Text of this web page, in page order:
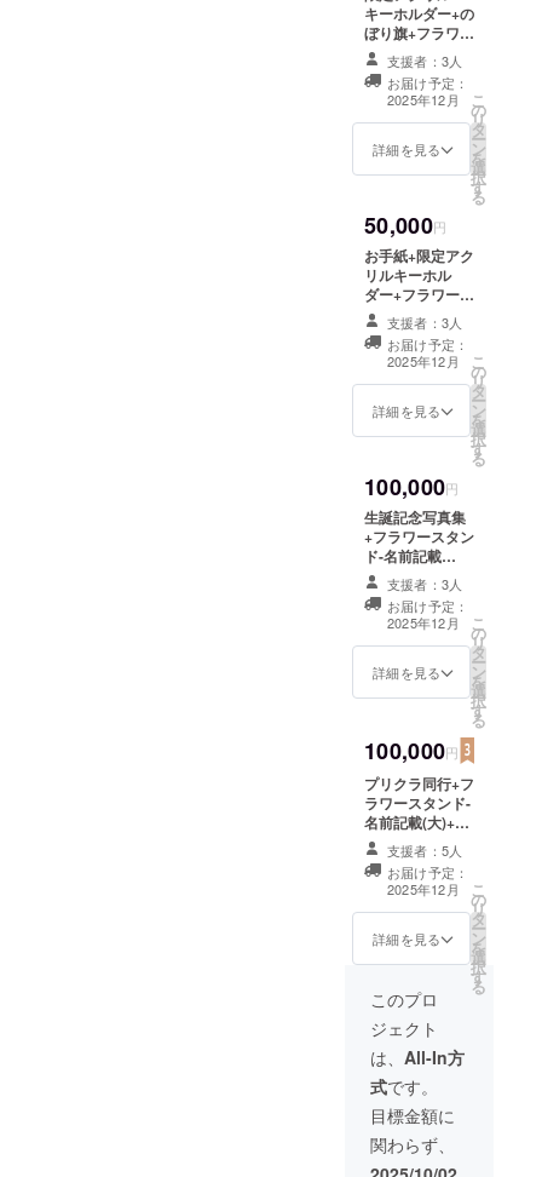
可 ※お名前
（ニックネーム
可）は、6文字ま
ででお願いいた
します。 ※特殊
文字・記号は使
用できません
す。 お名前は
データで印字い
たします。 ②フ
ラスタ名前記載
(大) 当日会場に
設置されるフラ
ワースタンド横
のボードへ生誕
祭ご支援者様と
載させていただ
きます。 ③ラン
ダムブロマイド
全3種類で、デザ
インのご指定は
できません。 ※
備考欄にフラス
タ・ミニのぼり
に掲載希望のお
名前（ニック
ネーム可）をご
※複数ご支援頂い
前の記載は1つと
なります。 ※
ボードのお持ち
帰りは不可 ※お
名前（ニック
ネーム可）は、6
文字まででお願
いいたします。
※特殊文字・記号
は使用できませ
ん
キーホルダー+の
ぼり旗+フラワー
スタンド-名前記
載(大)+ランダム
ブロマイド1枚
(全3種) ①限定ア
クリルキーホル
ダー 生誕クラ
リルキーホル
ダーとなりま
す。 サイズ約
70mm×60mm前
後(実写デザイ
ン) ②のぼり旗
当日の装飾に使
用する、のぼり
旗を作成致しま
す。 のぼり旗に
は、生誕祭ご支
援者様のお名前
可）を記載させ
ていただきま
す。 お名前は
データで印字い
たします。 ③フ
ラスタ名前記載
(大) 当日会場に
設置されるフラ
ワースタンド横
のボードへ生誕
祭ご支援者様と
ダムブロマイド
全3種類で、デザ
インのご指定は
できません。 ※
備考欄にフラス
タ・ミニのぼり
に掲載希望のお
名前（ニック
ネーム可）をご
※複数ご支援頂い
た場合でもお名
前の記載は1つと
なります。 ※
ボードのお持ち
帰りは不可 ※お
名前（ニック
ネーム可）は、6
文字まででお願
いいたします。
※特殊文字・記号
は使用できませ
支援者：3人
お届け予定：
2025年12月
詳細を見る
こ
の
リ
タ
ー
ン
を
選
択
す
る
50,000円
お手紙+限定アク
リルキーホル
ダー+フラワース
タンド-名前記載
(大)+ブロマイド
セット ①お手紙
メンバーがご支
援者様に向けて
書くお手紙とな
ファンでしか手
に入らない限定
デザインのアク
リルキーホル
ダーとなりま
す。 サイズ約
70mm×60mm前
後(実写デザイ
ン) ③フラスタ名
前記載(大) 当日
会場に設置され
るフラワースタ
へ生誕祭ご支援
者様としてお名
前を掲載させて
いただきます。
備考欄に掲載希
望のお名前
（ニックネーム
可）をご記入く
ださい。 ④ブロ
マイドセット ラ
ンダムブロマイ
ド全3種が揃う
セットになりま
す。 ※複数ご支
援頂いた場合で
もお名前の記載
は1つとなりま
す。 ※ボードの
お持ち帰りは不
可 ※お名前
（ニックネーム
可）は、6文字ま
ででお願いいた
支援者：3人
お届け予定：
2025年12月
詳細を見る
こ
の
リ
タ
ー
ン
を
選
択
す
る
100,000円
生誕記念写真集
+フラワースタン
ド-名前記載
(大)+ブロマイド
セット+限定アク
リルキーホル
ダー ①生誕記念
写真集 生誕クラ
ファンでしか手
ズA4予定(生誕
衣装等) ②フラス
タ名前記載(大)
当日会場に設置
されるフラワー
スタンド横の
ボードへ生誕祭
ご支援者様とし
てお名前を掲載
ます。 備考欄に
掲載希望のお名
ム可）をご記入
ください。 ③ブ
ロマイドセット
ランダムブロマ
イド全3種が揃う
セットになりま
す。 ④限定アク
リルキーホル
ダー 生誕クラ
支援者：3人
お届け予定：
2025年12月
詳細を見る
こ
の
リ
タ
ー
ン
を
選
択
す
る
100,000円
プリクラ同行+フ
ラワースタンド-
名前記載(大)+ブ
ロマイドセット
+限定アクリル
キーホルダー ①
プリクラ同行 メ
ンバーとお二人
でプリクラの撮
※ス撮影場所へは
タッフも同行い
たします。 ※実
施は生誕以降の
都内近郊となり
ます。 ※実施日
に関しまして
は、公式XのDM
までお問い合わ
せください。 ②
フラスタ名前記
支援者：5人
お届け予定：
2025年12月
詳細を見る
こ
の
リ
タ
ー
ン
を
選
択
す
る
このプロ
ジェクト
は、 All-In方
式です。
目標金額に
関わらず、